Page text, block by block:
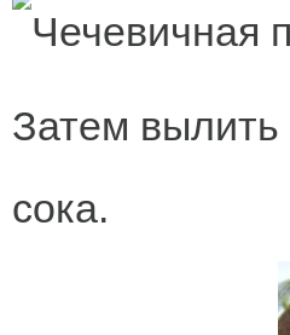
Затем
сока.